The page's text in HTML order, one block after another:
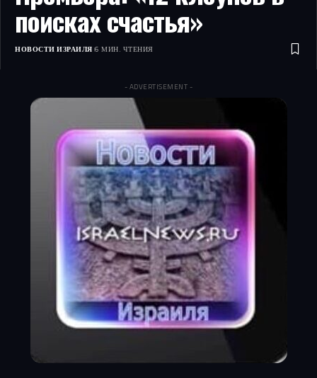
поисках счастья»
НОВОСТИ ИЗРАИЛЯ 6 МИН. ЧТЕНИЯ
- ADVERTISEMENT -